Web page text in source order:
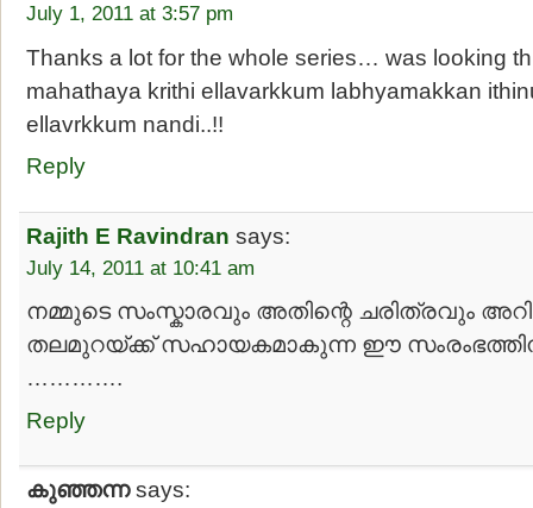
July 1, 2011 at 3:57 pm
Thanks a lot for the whole series… was looking
mahathaya krithi ellavarkkum labhyamakkan
ellavrkkum nandi..!!
Reply
Rajith E Ravindran says:
July 14, 2011 at 10:41 am
നമ്മുടെ സംസ്കാരവും അതിന്റെ ചരിത്രവും
തലമുറയ്ക്ക് സഹായകമാകുന്ന ഈ സംരംഭത്തിന്
………….
Reply
കുഞ്ഞന്ന says: